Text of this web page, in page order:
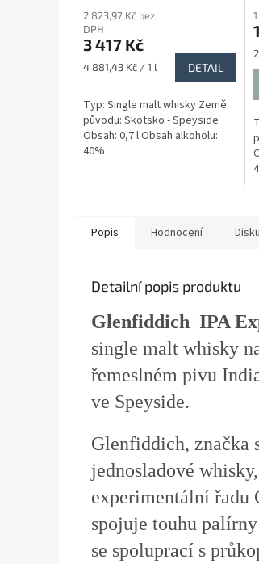
2 823,97 Kč bez
DPH
3 417 Kč
Měrná
4 881,43 Kč / 1 l DETAIL
Typ: Single malt whisky Země
původu: Skotsko - Speyside
Obsah: 0,7 l Obsah alkoholu:
40%
Popis Hodnocení
Detailní popis produktu
Glenfiddich IPA
single malt whisky
řemeslném pivu
ve Speyside.
Glenfiddich, značka
jednosladové
experimentální řadu
spojuje touhu
se spoluprací s